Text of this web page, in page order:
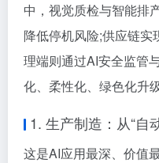
中，视觉质检与智能排
降低停机风险;供应链实
理端则通过AI安全监管
化、柔性化、绿色化升级
1. 生产制造：从“自
这是AI应用最深、价值